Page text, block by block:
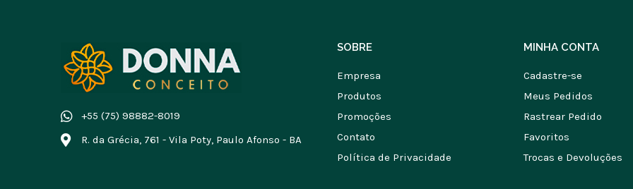
+55 (75) 98882-8019
R. da Grécia, 761 - Vila Poty, Paulo Afonso - BA
SOBRE
Empresa
Produtos
Promoções
Contato
Política de Privacidade
MINHA CONTA
Cadastre-se
Meus Pedidos
Rastrear Pedido
Favoritos
Trocas e Devoluções